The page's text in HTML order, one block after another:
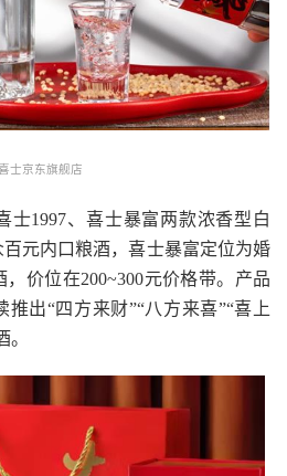
士京东旗舰店
士1997、喜士暴富两款浓香型白
元内口粮酒，喜士暴富定位为婚
价位在200~300元价格带。产品
出“四方来财”“八方来喜”“喜上